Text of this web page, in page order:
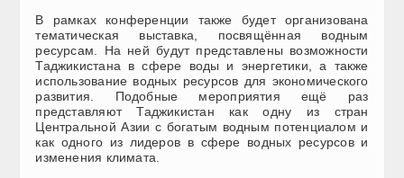
В рамках конференции также будет организована
тематическая выставка, посвящённая водным
ресурсам. На ней будут представлены возможности
Таджикистана в сфере воды и энергетики, а также
использование водных ресурсов для экономического
развития. Подобные мероприятия ещё раз
представляют Таджикистан как одну из стран
Центральной Азии с богатым водным потенциалом и
как одного из лидеров в сфере водных ресурсов и
изменения климата.